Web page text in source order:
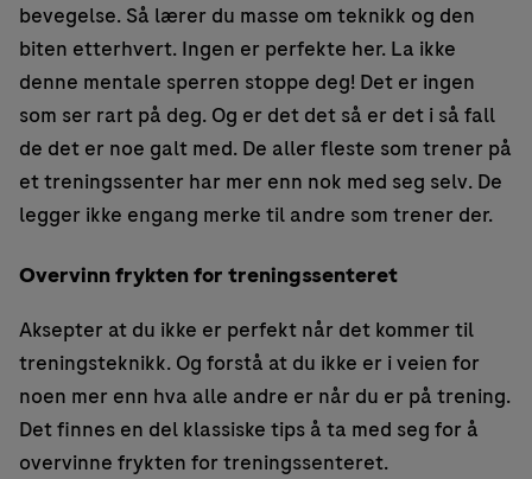
bevegelse. Så lærer du masse om teknikk og den
biten etterhvert. Ingen er perfekte her. La ikke
denne mentale sperren stoppe deg! Det er ingen
som ser rart på deg. Og er det det så er det i så fall
de det er noe galt med. De aller fleste som trener på
et treningssenter har mer enn nok med seg selv. De
legger ikke engang merke til andre som trener der.
Overvinn frykten for treningssenteret
Aksepter at du ikke er perfekt når det kommer til
treningsteknikk. Og forstå at du ikke er i veien for
noen mer enn hva alle andre er når du er på trening.
Det finnes en del klassiske tips å ta med seg for å
overvinne frykten for treningssenteret.